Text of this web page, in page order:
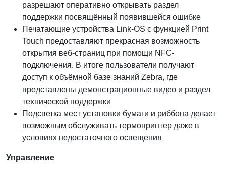
разрешают оперативно открывать раздел
поддержки посвящённый появившейся ошибке
Печатающие устройства Link-OS с функцией Print
Touch предоставляют прекрасная возможность
открытия веб-страниц при помощи NFC-
подключения. В итоге пользователи получают
доступ к объёмной базе знаний Zebra, где
представлены демонстрационные видео и раздел
технической поддержки
Подсветка мест установки бумаги и риббона делает
возможным обслуживать термопринтер даже в
условиях недостаточного освещения
Управление